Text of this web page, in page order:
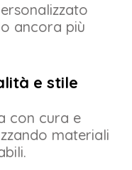
ancora più
e stile
con cura e
materiali